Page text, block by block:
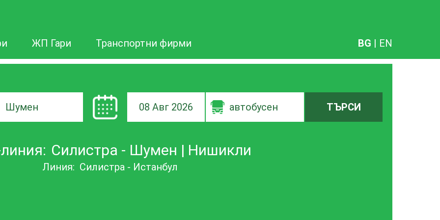
ЖП Гари Транспортни фирми BG | EN
08 Авг 2026 автобусен ТЪРСИ
Силистра - Шумен | Нишикли
Линия: Силистра - Истанбул